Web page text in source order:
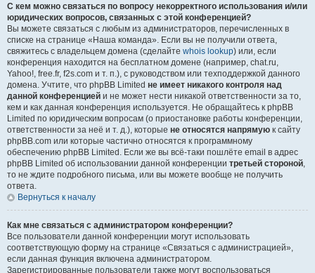
С кем можно связаться по вопросу некорректного использования и/или
юридических вопросов, связанных с этой конференцией?
Вы можете связаться с любым из администраторов, перечисленных в
списке на странице «Наша команда». Если вы не получили ответа,
свяжитесь с владельцем домена (сделайте whois lookup) или, если
конференция находится на бесплатном домене (например, chat.ru,
Yahoo!, free.fr, f2s.com и т. п.), с руководством или техподдержкой данного
домена. Учтите, что phpBB Limited не имеет никакого контроля над
данной конференцией и не может нести никакой ответственности за то,
кем и как данная конференция используется. Не обращайтесь к phpBB
Limited по юридическим вопросам (о приостановке работы конференции,
ответственности за неё и т. д.), которые не относятся напрямую к сайту
phpBB.com или которые частично относятся к программному
обеспечению phpBB Limited. Если же вы всё-таки пошлёте email в адрес
phpBB Limited об использовании данной конференции третьей стороной,
то не ждите подробного письма, или вы можете вообще не получить
ответа.
Вернуться к началу
Как мне связаться с администратором конференции?
Все пользователи данной конференции могут использовать
соответствующую форму на странице «Связаться с администрацией»,
если данная функция включена администратором.
Зарегистрированные пользователи также могут воспользоваться